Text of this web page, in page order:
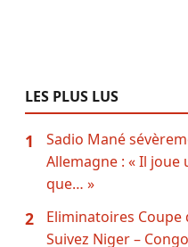
LES PLUS LUS
1
Sadio Mané
Allemagne : « Il
que… »
2
Eliminatoires Coupe
Suivez Niger –